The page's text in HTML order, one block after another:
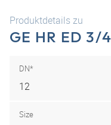
Produktdetails zu
GE HR ED 3/
DN*
12
Size